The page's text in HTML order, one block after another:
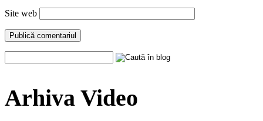
Site web
Arhiva Video